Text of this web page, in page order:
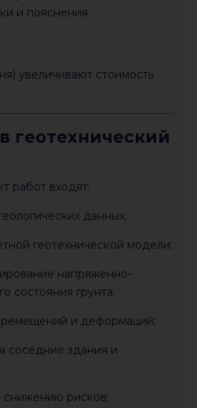
и пояснения.
увеличивают стоимость
геотехнический
работ входят:
данных;
геотехнической модели;
напряженно-
состояния грунта;
и деформаций;
соседние здания и
рисков;